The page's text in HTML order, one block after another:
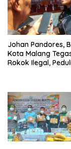
Johan Pandores,
Kota Malang
Rokok Ilegal,